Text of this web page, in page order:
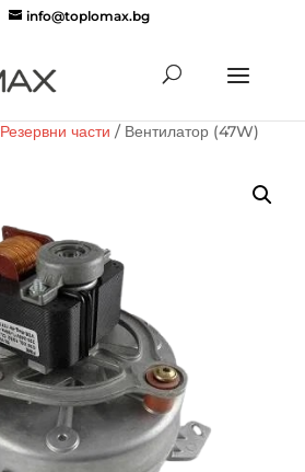
info@toplomax.bg
Резервни части / Вентилатор (47W)